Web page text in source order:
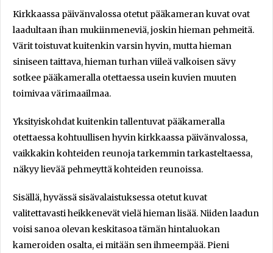
Kirkkaassa päivänvalossa otetut pääkameran kuvat ovat
laadultaan ihan mukiinmeneviä, joskin hieman pehmeitä.
Värit toistuvat kuitenkin varsin hyvin, mutta hieman
siniseen taittava, hieman turhan viileä valkoisen sävy
sotkee pääkameralla otettaessa usein kuvien muuten
toimivaa värimaailmaa.
Yksityiskohdat kuitenkin tallentuvat pääkameralla
otettaessa kohtuullisen hyvin kirkkaassa päivänvalossa,
vaikkakin kohteiden reunoja tarkemmin tarkasteltaessa,
näkyy lievää pehmeyttä kohteiden reunoissa.
Sisällä, hyvässä sisävalaistuksessa otetut kuvat
valitettavasti heikkenevät vielä hieman lisää. Niiden laadun
voisi sanoa olevan keskitasoa tämän hintaluokan
kameroiden osalta, ei mitään sen ihmeempää. Pieni